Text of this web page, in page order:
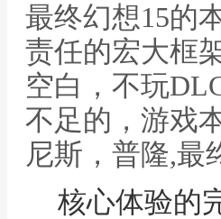
最终幻想15的
责任的宏大框
空白，不玩
不足的，游戏
尼斯，普隆,最
核心体验的